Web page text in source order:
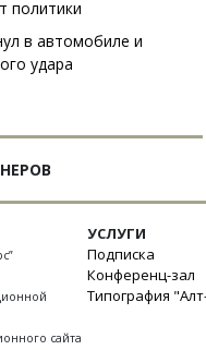
политики
в автомобиле и
удара
сайта
УСЛУГИ
Подписка
Конференц-зал
Типография